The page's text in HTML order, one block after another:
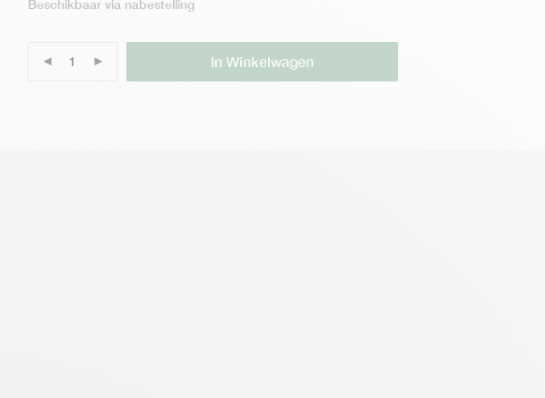
Beschikbaar via nabestelling
In Winkelwagen